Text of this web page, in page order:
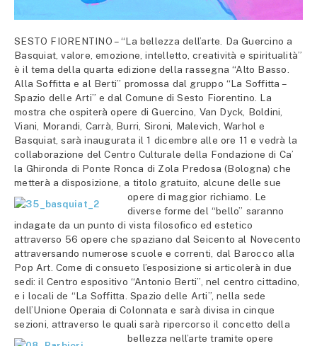
SESTO FIORENTINO – “La bellezza dell’arte. Da Guercino a
Basquiat, valore, emozione, intelletto, creatività e spiritualità”
è il tema della quarta edizione della rassegna “Alto Basso.
Alla Soffitta e al Berti” promossa dal gruppo “La Soffitta –
Spazio delle Arti” e dal Comune di Sesto Fiorentino. La
mostra che ospiterà opere di Guercino, Van Dyck, Boldini,
Viani, Morandi, Carrà, Burri, Sironi, Malevich, Warhol e
Basquiat, sarà inaugurata il 1 dicembre alle ore 11 e vedrà la
collaborazione del Centro Culturale della Fondazione di Ca’
la Ghironda di Ponte Ronca di Zola Predosa (Bologna) che
metterà a disposizione, a titolo gratuito, alcune delle sue
opere di maggior richiamo. Le
diverse forme del “bello” saranno
indagate da un punto di vista filosofico ed estetico
attraverso 56 opere che spaziano dal Seicento al Novecento
attraversando numerose scuole e correnti, dal Barocco alla
Pop Art. Come di consueto l’esposizione si articolerà in due
sedi: il Centro espositivo “Antonio Berti”, nel centro cittadino,
e i locali de “La Soffitta. Spazio delle Arti”, nella sede
dell’Unione Operaia di Colonnata e sarà divisa in cinque
sezioni, attraverso le quali sarà ripercorsoil concetto della
bellezza nell’arte tramite opere